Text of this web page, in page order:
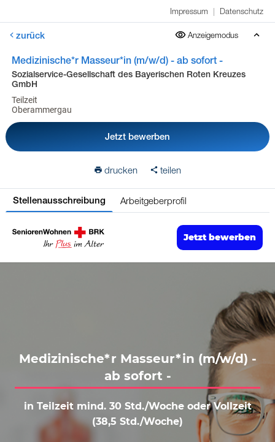
Impressum | Datenschutz
zurück Anzeigemodus
Medizinische*r Masseur*in (m/w/d) - ab sofort -
Sozialservice-Gesellschaft des Bayerischen Roten Kreuzes
GmbH
Teilzeit
Oberammergau
Jetzt bewerben
drucken teilen
Stellenausschreibung Arbeitgeberprofil